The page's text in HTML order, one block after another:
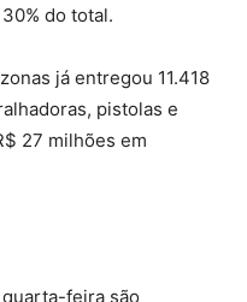
do total.
já entregou 11.418
pistolas e
27 milhões em
feira são